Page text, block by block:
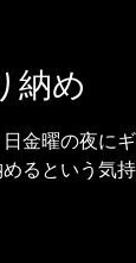
踊り納め
金曜の夜に
るという気